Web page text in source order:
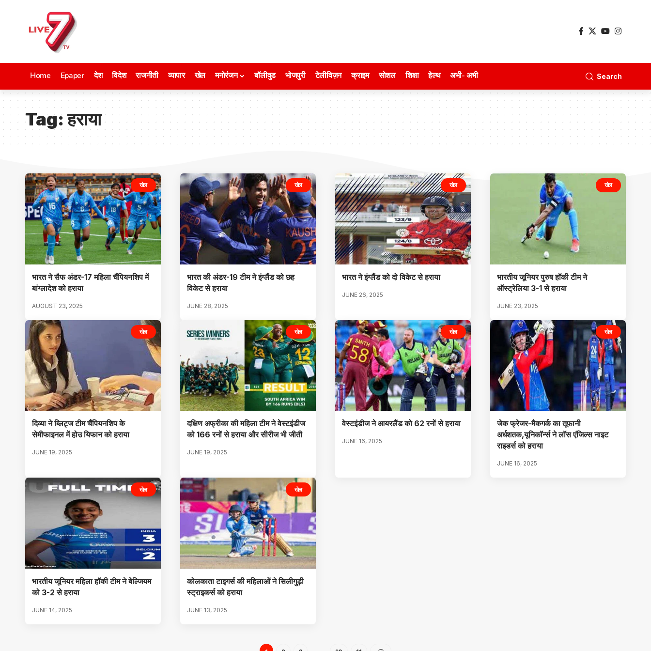
Home Epaper देश विदेश राजनीती व्यापार खेल मनोरंजन बॉलीवुड भोजपुरी टेलीविज़न क्राइम सोशल शिक्षा हेल्थ अभी- अभी Search
Tag:हराया
खेल
भारत ने सैफ अंडर-17 महिला चैंपियनशिप में
बांग्लादेश को हराया
AUGUST 23, 2025
खेल
भारत की अंडर-19 टीम ने इंग्लैंड को छह
विकेट से हराया
JUNE 28, 2025
खेल
भारत ने इंग्लैंड को दो विकेट से हराया
JUNE 26, 2025
खेल
भारतीय जूनियर पुरुष हॉकी टीम ने
ऑस्ट्रेलिया 3-1 से हराया
JUNE 23, 2025
खेल
दिव्या ने ब्लिट्ज टीम चैंपियनशिप के
सेमीफाइनल में होउ यिफान को हराया
JUNE 19, 2025
खेल
दक्षिण अफ्रीका की महिला टीम ने वेस्टइंडीज
को 166 रनों से हराया और सीरीज भी जीती
JUNE 19, 2025
खेल
वेस्टइंडीज ने आयरलैंड को 62 रनों से हराया
JUNE 16, 2025
खेल
जेक फ्रेजर-मैकगर्क का तूफानी
अर्धशतक,यूनिकॉर्न्स ने लॉस एंजिल्स नाइट
राइडर्स को हराया
JUNE 16, 2025
खेल
भारतीय जूनियर महिला हॉकी टीम ने बेल्जियम
को 3-2 से हराया
JUNE 14, 2025
खेल
कोलकाता टाइगर्स की महिलाओं ने सिलीगुड़ी
स्ट्राइकर्स को हराया
JUNE 13, 2025